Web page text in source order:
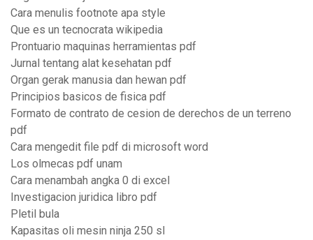
Cara menulis footnote apa style
Que es un tecnocrata wikipedia
Prontuario maquinas herramientas pdf
Jurnal tentang alat kesehatan pdf
Organ gerak manusia dan hewan pdf
Principios basicos de fisica pdf
Formato de contrato de cesion de derechos de un terreno
pdf
Cara mengedit file pdf di microsoft word
Los olmecas pdf unam
Cara menambah angka 0 di excel
Investigacion juridica libro pdf
Pletil bula
Kapasitas oli mesin ninja 250 sl